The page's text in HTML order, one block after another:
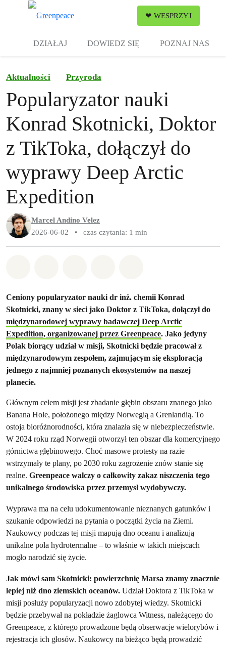
❤ WESPRZYJ
DZIAŁAJ DOWIEDZ SIĘ POZNAJ NAS
Aktualności Przyroda
Popularyzator nauki
Konrad Skotnicki, Doktor
z TikToka, dołączył do
wyprawy Deep Arctic
Expedition
Marcel Andino Velez
2026-06-02
• czas czytania: 1 min
Ceniony popularyzator nauki dr inż. chemii Konrad
Skotnicki, znany w sieci jako Doktor z TikToka, dołączył do
międzynarodowej wyprawy badawczej Deep Arctic
Expedition, organizowanej przez Greenpeace. Jako jedyny
Polak biorący udział w misji, Skotnicki będzie pracował z
międzynarodowym zespołem, zajmującym się eksploracją
jednego z najmniej poznanych ekosystemów na naszej
planecie.
Głównym celem misji jest zbadanie głębin obszaru znanego jako
Banana Hole, położonego między Norwegią a Grenlandią. To
ostoja bioróżnorodności, która znalazła się w niebezpieczeństwie.
W 2024 roku rząd Norwegii otworzył ten obszar dla komercyjnego
górnictwa głębinowego. Choć masowe protesty na razie
wstrzymały te plany, po 2030 roku zagrożenie znów stanie się
realne. Greenpeace walczy o całkowity zakaz niszczenia tego
unikalnego środowiska przez przemysł wydobywczy.
Wyprawa ma na celu udokumentowanie nieznanych gatunków i
szukanie odpowiedzi na pytania o początki życia na Ziemi.
Naukowcy podczas tej misji mapują dno oceanu i analizują
unikalne pola hydrotermalne – to właśnie w takich miejscach
mogło narodzić się życie.
Jak mówi sam Skotnicki: powierzchnię Marsa znamy znacznie
lepiej niż dno ziemskich oceanów. Udział Doktora z TikToka w
misji posłuży popularyzacji nowo zdobytej wiedzy. Skotnicki
będzie przebywał na pokładzie żaglowca Witness, należącego do
Greenpeace, z którego prowadzone będą obserwacje wielorybów i
rejestracja ich głosów. Naukowcy na bieżąco będą prowadzić